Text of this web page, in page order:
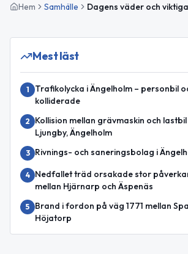
Hem Samhälle
Mest läst
1
Trafikolycka i Ängelholm – personbil
kolliderade
2
Kollision mellan grävmaskin och
Ljungby, Ängelholm
3 Rivnings- och saneringsbolag i
4
Nedfallet träd orsakade stor
mellan Hjärnarp och Äspenäs
5
Brand i fordon på väg 1771 mellan
Höjatorp